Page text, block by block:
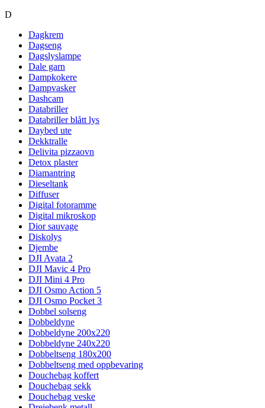
D
Dagkrem
Dagseng
Dagslyslampe
Dale garn
Dampkokere
Dampvasker
Dashcam
Databriller
Databriller blått lys
Daybed ute
Dekktralle
Delivita pizzaovn
Detox plaster
Diamantring
Dieseltank
Diffuser
Digital fotoramme
Digital mikroskop
Dior sauvage
Diskolys
Djembe
DJI Avata 2
DJI Mavic 4 Pro
DJI Mini 4 Pro
DJI Osmo Action 5
DJI Osmo Pocket 3
Dobbel solseng
Dobbeldyne
Dobbeldyne 200x220
Dobbeldyne 240x220
Dobbeltseng 180x200
Dobbeltseng med oppbevaring
Douchebag koffert
Douchebag sekk
Douchebag veske